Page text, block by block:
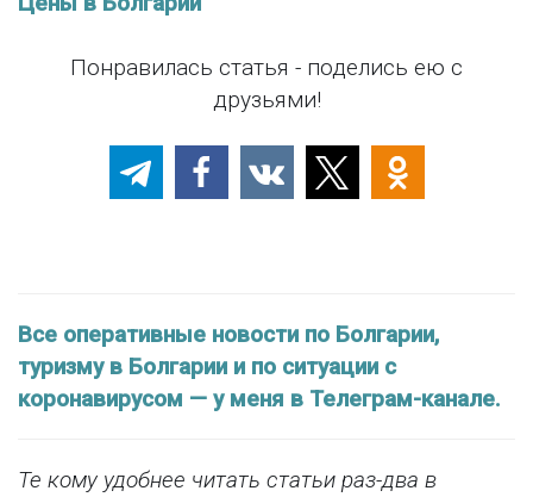
Понравилась статья - поделись ею с
друзьями!
Все оперативные новости по Болгарии,
туризму в Болгарии и по ситуации с
коронавирусом — у меня в Телеграм-канале.
Те кому удобнее читать статьи раз-два в